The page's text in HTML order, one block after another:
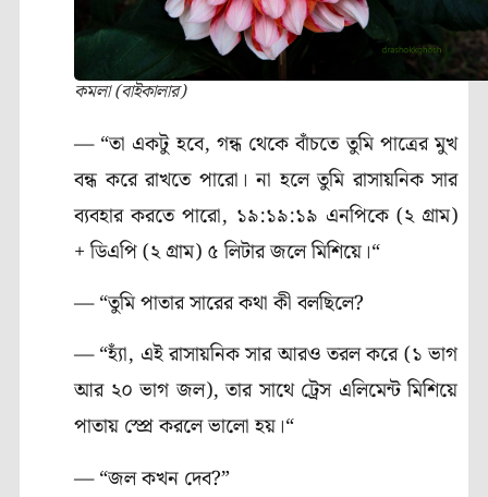
কমলা (বাইকালার)
— “তা একটু হবে, গন্ধ থেকে বাঁচতে তুমি পাত্রের মুখ
বন্ধ করে রাখতে পারো। না হলে তুমি রাসায়নিক সার
ব্যবহার করতে পারো, ১৯:১৯:১৯ এনপিকে (২ গ্রাম)
+ ডিএপি (২ গ্রাম) ৫ লিটার জলে মিশিয়ে।“
— “তুমি পাতার সারের কথা কী বলছিলে?
— “হ্যাঁ, এই রাসায়নিক সার আরও তরল করে (১ ভাগ
আর ২০ ভাগ জল), তার সাথে ট্রেস এলিমেন্ট মিশিয়ে
পাতায় স্প্রে করলে ভালো হয়।“
— “জল কখন দেব?”